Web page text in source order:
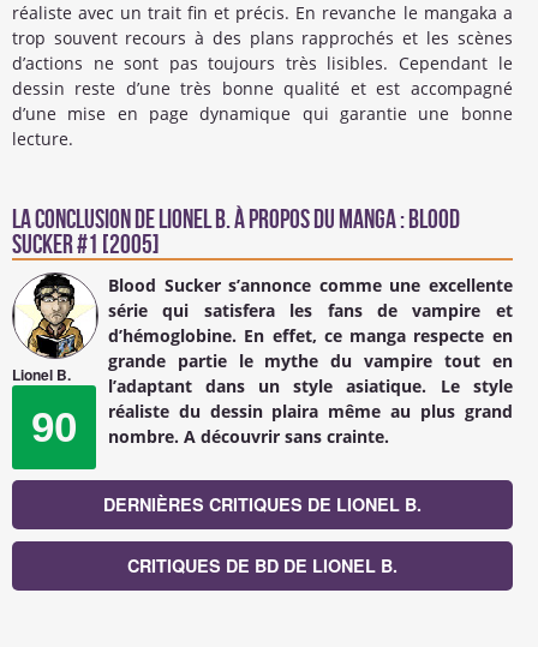
réaliste avec un trait fin et précis. En revanche le mangaka a
trop souvent recours à des plans rapprochés et les scènes
d’actions ne sont pas toujours très lisibles. Cependant le
dessin reste d’une très bonne qualité et est accompagné
d’une mise en page dynamique qui garantie une bonne
lecture.
La conclusion de Lionel B.à propos du Manga : Blood
Sucker #1 [2005]
Lionel B.
90
Blood Sucker s’annonce comme une excellente
série qui satisfera les fans de vampire et
d’hémoglobine. En effet, ce manga respecte en
grande partie le mythe du vampire tout en
l’adaptant dans un style asiatique. Le style
réaliste du dessin plaira même au plus grand
nombre. A découvrir sans crainte.
DERNIÈRES CRITIQUES DE LIONEL B.
CRITIQUES DE BD DE LIONEL B.